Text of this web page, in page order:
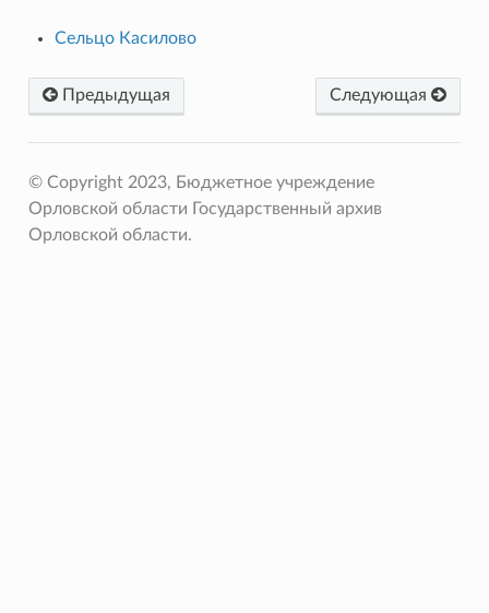
Сельцо Касилово
Предыдущая Следующая
© Copyright 2023, Бюджетное учреждение
Орловской области Государственный архив
Орловской области.